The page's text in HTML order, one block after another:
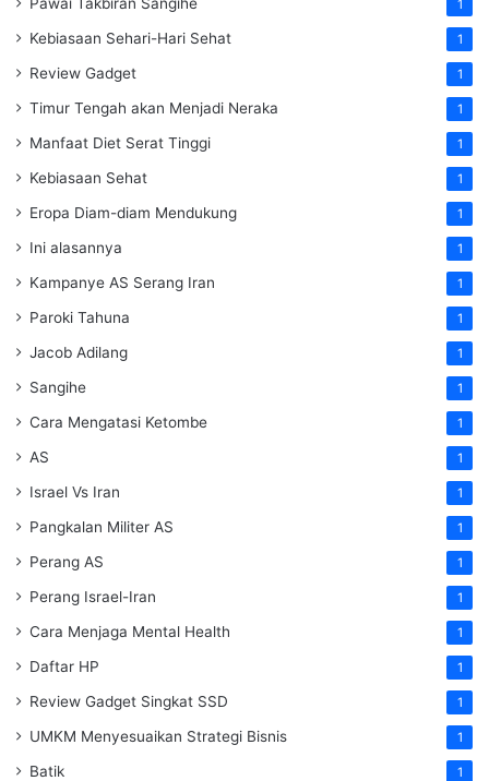
1
Kebiasaan Sehari-Hari Sehat 1
Review Gadget 1
Timur Tengah akan Menjadi Neraka 1
Manfaat Diet Serat Tinggi 1
Kebiasaan Sehat 1
Eropa Diam-diam Mendukung 1
Ini alasannya 1
Kampanye AS Serang Iran 1
Paroki Tahuna 1
Jacob Adilang 1
Sangihe 1
Cara Mengatasi Ketombe 1
AS 1
Israel Vs Iran 1
Pangkalan Militer AS 1
Perang AS 1
Perang Israel-Iran 1
Cara Menjaga Mental Health 1
Daftar HP 1
Review Gadget Singkat SSD 1
UMKM Menyesuaikan Strategi Bisnis 1
Batik 1